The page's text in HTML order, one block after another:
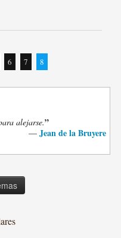
6 7 8
alejarse.”
— Jean de la Bruyere